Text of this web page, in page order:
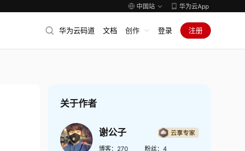
中国站 华为云App
华为云码道 文档 创作 登录 注册
关于作者
谢公子
博客： 270 粉丝： 4